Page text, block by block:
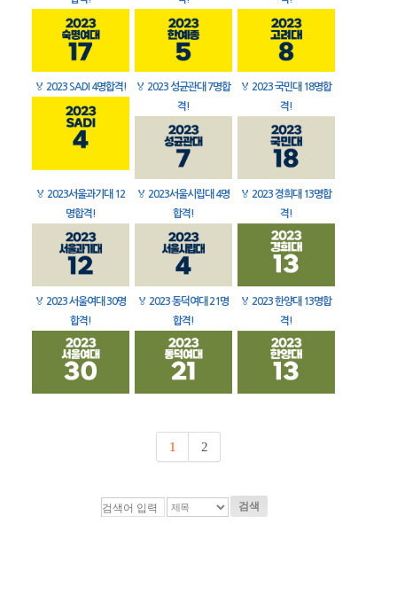
🏅 2023 SADI 4명합격! 🏅 2023 성균관대 7명합
격!
🏅 2023 국민대 18명합
격!
🏅 2023서울과기대 12
명합격!
🏅 2023서울시립대 4명
합격!
🏅 2023 경희대 13명합
격!
🏅 2023 서울여대 30명
합격!
🏅 2023 동덕여대 21명
합격!
🏅 2023 한양대 13명합
격!
1 2
검색